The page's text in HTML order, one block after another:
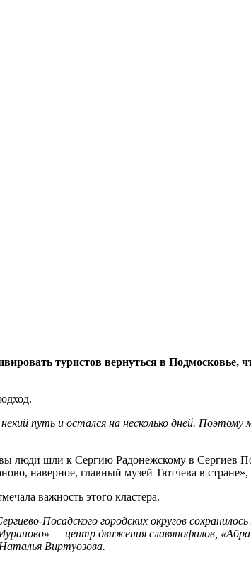
туристов вернуться в Подмосковье,
путь и остался на несколько дней. Поэтому
люди шли к Сергию Радонежскому в Сергиев
наверное, главный музей Тютчева в стране»,
важность этого кластера.
Посадского городских округов
— центр движения славянофилов,
Виртуозова.